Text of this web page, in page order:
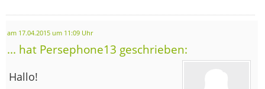
am 17.04.2015 um 11:09 Uhr
... hat Persephone13 geschrieben:
Hallo!